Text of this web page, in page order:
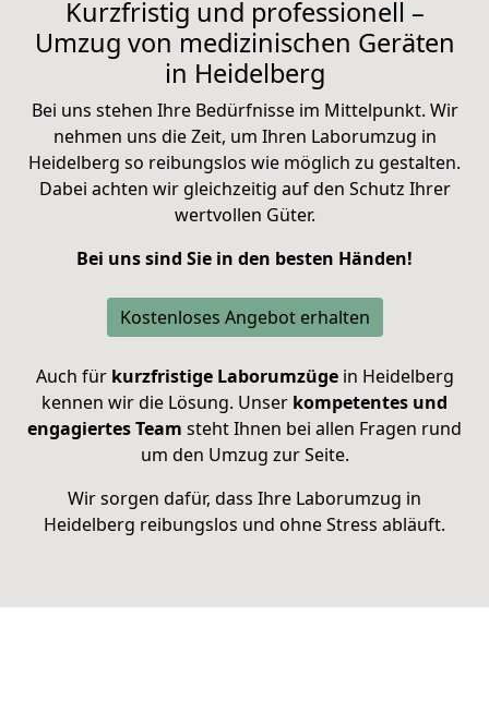
Kurzfristig und professionell –
Umzug von medizinischen Geräten
in Heidelberg
Bei uns stehen Ihre Bedürfnisse im Mittelpunkt. Wir
nehmen uns die Zeit, um Ihren Laborumzug in
Heidelberg so reibungslos wie möglich zu gestalten.
Dabei achten wir gleichzeitig auf den Schutz Ihrer
wertvollen Güter.
Bei uns sind Sie in den besten Händen!
Kostenloses Angebot erhalten
Auch für kurzfristige Laborumzügein Heidelberg
kennen wir die Lösung. Unser kompetentes und
engagiertes Team steht Ihnen bei allen Fragen rund
um den Umzug zur Seite.
Wir sorgen dafür, dass Ihre Laborumzug in
Heidelberg reibungslos und ohne Stress abläuft.